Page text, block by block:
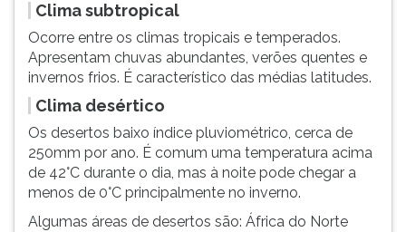
Clima subtropical
Ocorre entre os climas tropicais e temperados.
Apresentam chuvas abundantes, verões quentes e
invernos frios. É característico das médias latitudes.
Clima desértico
Os desertos baixo índice pluviométrico, cerca de
250mm por ano. É comum uma temperatura acima
de 42°C durante o dia, mas à noite pode chegar a
menos de 0°C principalmente no inverno.
Algumas áreas de desertos são: África do Norte